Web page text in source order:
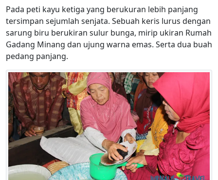
Pada peti kayu ketiga yang berukuran lebih panjang
tersimpan sejumlah senjata. Sebuah keris lurus dengan
sarung biru berukiran sulur bunga, mirip ukiran Rumah
Gadang Minang dan ujung warna emas. Serta dua buah
pedang panjang.